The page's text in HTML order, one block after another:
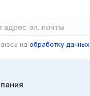
на обработку данных